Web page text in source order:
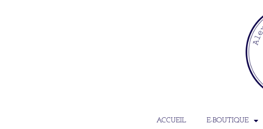
ACCUEIL E-BOUTIQUE